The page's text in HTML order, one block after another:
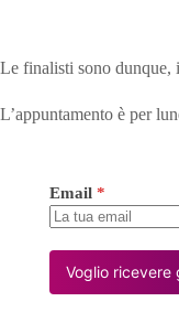
Le finalisti sono dunque,
L’appuntamento è per
Email *
Voglio ricevere